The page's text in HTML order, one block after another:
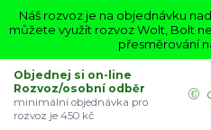
Náš rozvoz je na objednávku
můžete využít rozvoz Wolt, Bolt
přesměrování
Objednej si on-line
Rozvoz/osobní odběr
minimální objednávka pro
rozvoz je 450 kč